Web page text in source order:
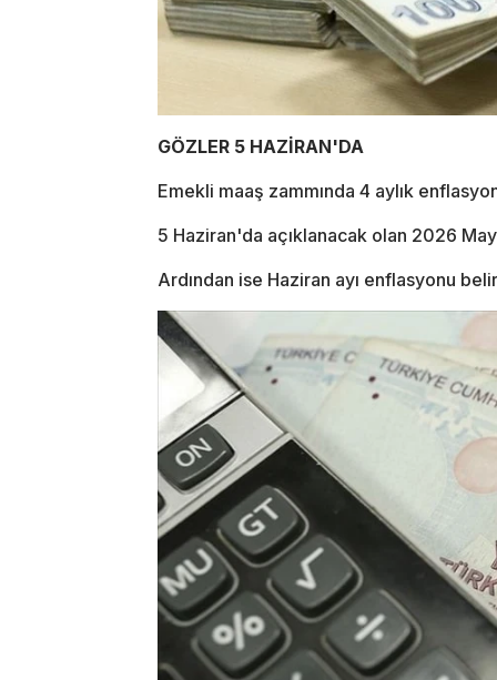
GÖZLER 5 HAZİRAN'DA
Emekli maaş zammında 4 aylık
5 Haziran'da açıklanacak olan 2026
Ardından ise Haziran ayı enflasyonu